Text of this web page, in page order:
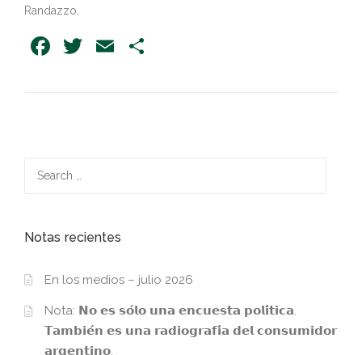
Randazzo.
Facebook
Twitter
Email
Notas recientes
En los medios – julio 2026
Nota: 𝗡𝗼 𝗲𝘀 𝘀𝗼́𝗹𝗼 𝘂𝗻𝗮 𝗲𝗻𝗰𝘂𝗲𝘀𝘁𝗮 𝗽𝗼𝗹𝗶́𝘁𝗶𝗰𝗮.
𝗧𝗮𝗺𝗯𝗶𝗲́𝗻 𝗲𝘀 𝘂𝗻𝗮 𝗿𝗮𝗱𝗶𝗼𝗴𝗿𝗮𝗳𝗶́𝗮 𝗱𝗲𝗹 𝗰𝗼𝗻𝘀𝘂𝗺𝗶𝗱𝗼𝗿
𝗮𝗿𝗴𝗲𝗻𝘁𝗶𝗻𝗼.